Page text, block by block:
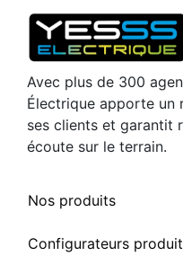
Avec plus de 300
Électrique apporte un
ses clients et garantit
écoute sur le terrain.
Nos produits
Configurateurs